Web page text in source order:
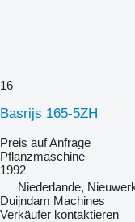
16
Basrijs 165-5ZH
Preis auf Anfrage
Pflanzmaschine
1992
Niederlande,
Duijndam Machines
Verkäufer kontaktieren